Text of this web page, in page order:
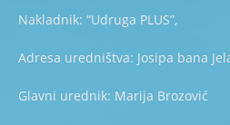
Nakladnik: “Udruga PLUS”,
Adresa uredništva: Josipa bana
Glavni urednik: Marija Brozović